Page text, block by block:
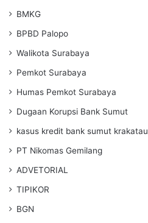
BMKG
BPBD Palopo
Walikota Surabaya
Pemkot Surabaya
Humas Pemkot Surabaya
Dugaan Korupsi Bank Sumut
kasus kredit bank sumut krakatau
PT Nikomas Gemilang
ADVETORIAL
TIPIKOR
BGN